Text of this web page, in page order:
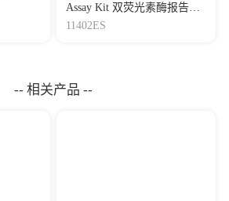
Assay Kit 双荧光素酶报告基
因检测试剂盒
11402ES
-- 相关产品 --